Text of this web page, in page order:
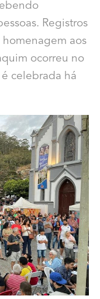
Registros
aos
ocorreu no
celebrada há